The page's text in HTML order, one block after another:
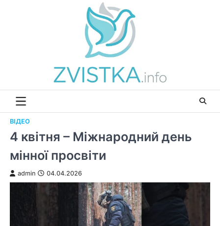
ВІДЕО
4 квітня – Міжнародний день
мінної просвіти
admin 04.04.2026